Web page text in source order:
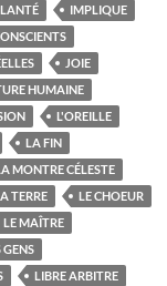
IMPLIQUE
JOIE
HUMAINE
L'OREILLE
LA FIN
MONTRE CÉLESTE
TERRE
LE CHOEUR
LE MAÎTRE
GENS
LIBRE ARBITRE